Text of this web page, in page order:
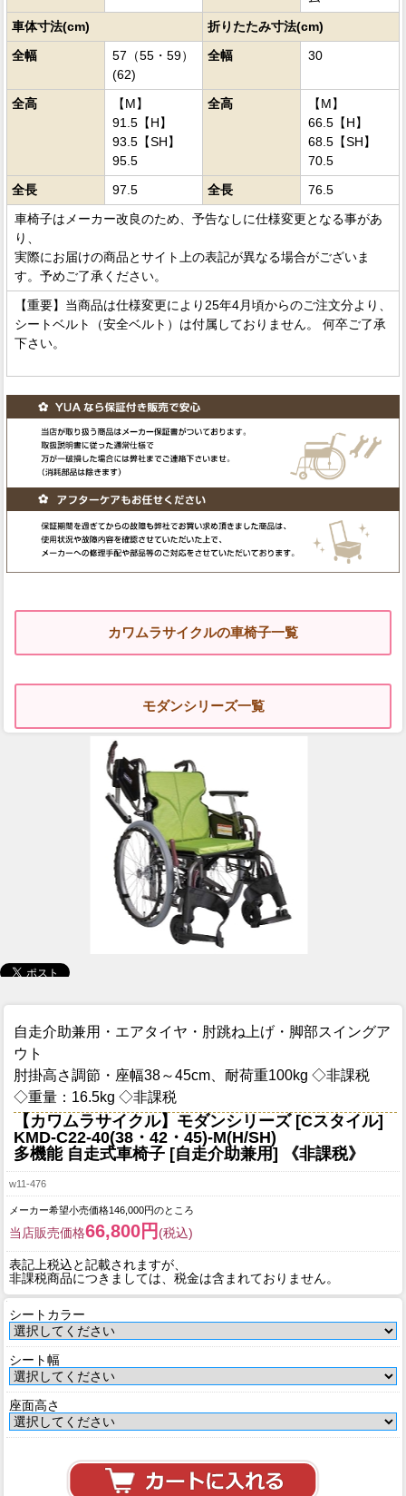
車体寸法(cm)
折りたたみ寸法(cm)
全幅
57（55・59）
(62)
全幅 30
全高
【M】
91.5【H】
93.5【SH】
95.5
全高
【M】
66.5【H】
68.5【SH】
70.5
全長
97.5 全長
76.5
車椅子はメーカー改良のため、予告なしに仕様変更となる事があ
り、
実際にお届けの商品とサイト上の表記が異なる場合がございま
す。予めご了承ください。
【重要】当商品は仕様変更により25年4月頃からのご注文分より、
シートベルト（安全ベルト）は付属しておりません。 何卒ご了承
下さい。
カワムラサイクルの車椅子一覧
モダンシリーズ一覧
自走介助兼用・エアタイヤ・肘跳ね上げ・脚部スイングア
ウト
肘掛高さ調節・座幅38～45cm、耐荷重100kg ◇非課税
◇重量：16.5kg ◇非課税
【カワムラサイクル】モダンシリーズ [Cスタイル]
KMD-C22-40(38・42・45)-M(H/SH)
多機能 自走式車椅子 [自走介助兼用] 《非課税》
w11-476
メーカー希望小売価格146,000円のところ
当店販売価格66,800円 (税込)
表記上税込と記載されますが、
非課税商品につきましては、税金は含まれておりません。
シートカラー
シート幅
座面高さ